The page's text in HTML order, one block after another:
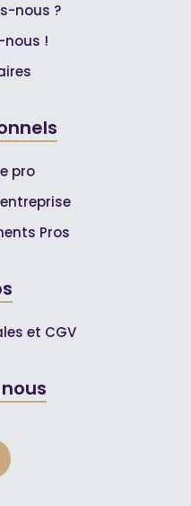
nous ?
nous !
pro
Pros
et CGV